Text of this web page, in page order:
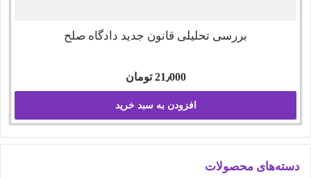
بررسی تحلیلی قانون جدید دادگاه صلح
21٫000 تومان
افزودن به سبد خرید
دسته‌های محصولات